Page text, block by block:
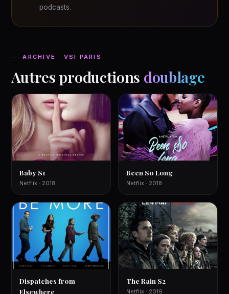
podcasts.
ARCHIVE · VSI PARIS
Autres productions doublage
Baby S1
Netflix · 2018
Been So Long
Netflix · 2018
Dispatches from
Elsewhere
The Rain S2
Netflix · 2019